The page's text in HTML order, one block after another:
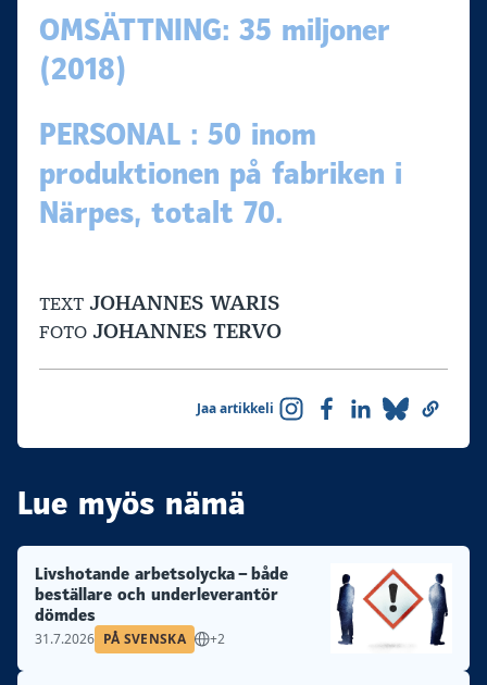
OMSÄTTNING: 35 miljoner
(2018)
PERSONAL : 50 inom
produktionen på fabriken i
Närpes, totalt 70.
TEXT JOHANNES WARIS
FOTO JOHANNES TERVO
Jaa artikkeli
Lue myös nämä
Livshotande arbetsolycka – både
beställare och underleverantör
dömdes
31.7.2026 PÅ SVENSKA +2